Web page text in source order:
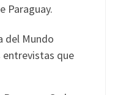
Paraguay.
del Mundo
entrevistas que